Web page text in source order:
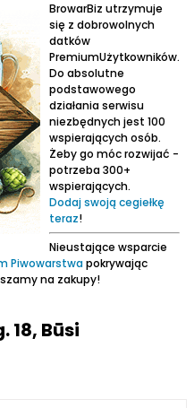
BrowarBiz utrzymuje
się z dobrowolnych
datków
PremiumUżytkowników.
Do absolutne
podstawowego
działania serwisu
niezbędnych jest 100
wspierających osób.
Żeby go móc rozwijać -
potrzeba 300+
wspierających.
Dodaj swoją cegiełkę
teraz!
Nieustające wsparcie
Piwowarstwapokrywając
na zakupy!
18, Būsi